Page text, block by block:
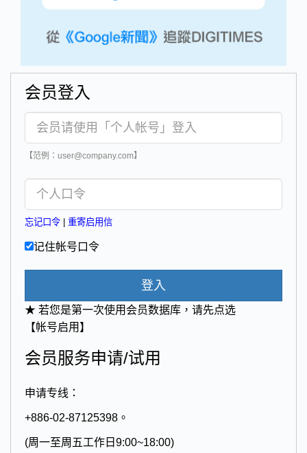
会员登入
【范例：user@company.com】
忘记口令 重寄启用信
记住帐号口令
登入
★ 若您是第一次使用会员数据库，请先点选
【帐号启用】
会员服务申请/试用
申请专线：
+886-02-87125398。
(周一至周五工作日9:00~18:00)